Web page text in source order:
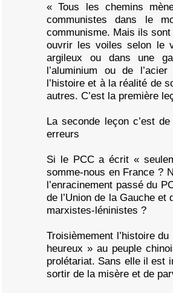
« Tous les chemins
communistes dans le
communisme. Mais ils
ouvrir les voiles selon le
argileux ou dans une
l’aluminium ou de
l’histoire et à la réalité de
autres. C’est la première
La seconde leçon c’est
erreurs
Si le PCC a écrit «
somme-nous en France ?
l’enracinement passé du
de l’Union de la Gauche et
marxistes-léninistes ?
Troisièmement l’histoire
heureux » au peuple
prolétariat. Sans elle il est
sortir de la misère et de